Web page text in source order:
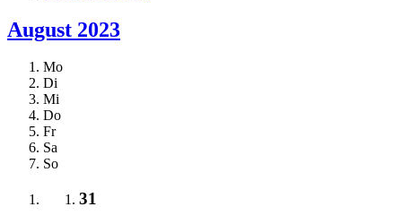
August 2023
Mo
Di
Mi
Do
Fr
Sa
So
31